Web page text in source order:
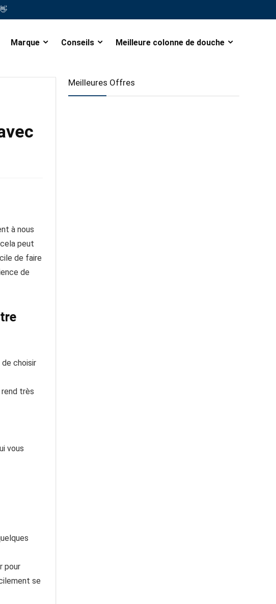
👋
Marque Conseils Meilleure colonne de douche
à nous
peut
de faire
de
choisir
très
vous
pour
se
Meilleures Offres